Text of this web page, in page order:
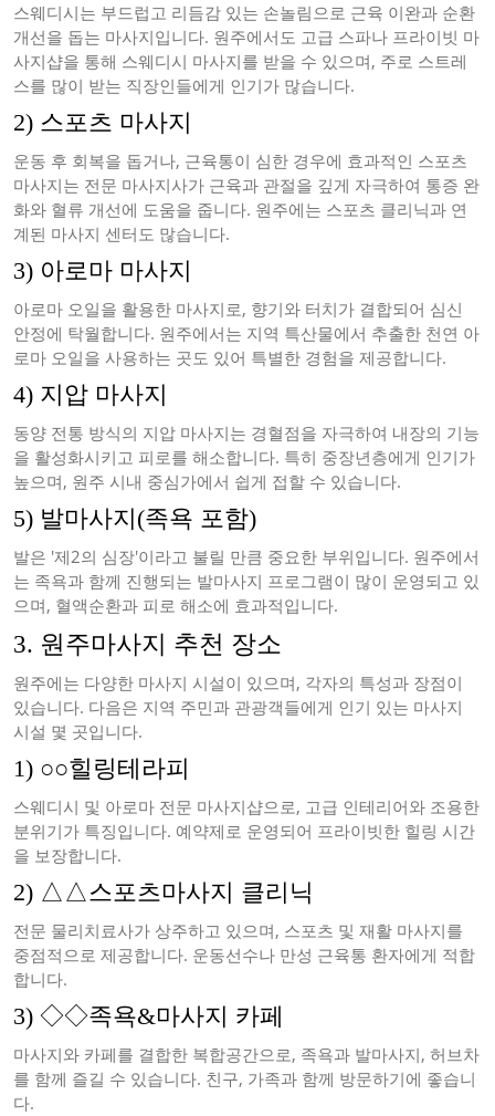
스웨디시는 부드럽고 리듬감 있는 손놀림으로 근육 이완과 순환
개선을 돕는 마사지입니다. 원주에서도 고급 스파나 프라이빗 마
사지샵을 통해 스웨디시 마사지를 받을 수 있으며, 주로 스트레
스를 많이 받는 직장인들에게 인기가 많습니다.
2) 스포츠 마사지
운동 후 회복을 돕거나, 근육통이 심한 경우에 효과적인 스포츠
마사지는 전문 마사지사가 근육과 관절을 깊게 자극하여 통증 완
화와 혈류 개선에 도움을 줍니다. 원주에는 스포츠 클리닉과 연
계된 마사지 센터도 많습니다.
3) 아로마 마사지
아로마 오일을 활용한 마사지로, 향기와 터치가 결합되어 심신
안정에 탁월합니다. 원주에서는 지역 특산물에서 추출한 천연 아
로마 오일을 사용하는 곳도 있어 특별한 경험을 제공합니다.
4) 지압 마사지
동양 전통 방식의 지압 마사지는 경혈점을 자극하여 내장의 기능
을 활성화시키고 피로를 해소합니다. 특히 중장년층에게 인기가
높으며, 원주 시내 중심가에서 쉽게 접할 수 있습니다.
5) 발마사지(족욕 포함)
발은 '제2의 심장'이라고 불릴 만큼 중요한 부위입니다. 원주에서
는 족욕과 함께 진행되는 발마사지 프로그램이 많이 운영되고 있
으며, 혈액순환과 피로 해소에 효과적입니다.
3. 원주마사지 추천 장소
원주에는 다양한 마사지 시설이 있으며, 각자의 특성과 장점이
있습니다. 다음은 지역 주민과 관광객들에게 인기 있는 마사지
시설 몇 곳입니다.
1) ○○힐링테라피
스웨디시 및 아로마 전문 마사지샵으로, 고급 인테리어와 조용한
분위기가 특징입니다. 예약제로 운영되어 프라이빗한 힐링 시간
을 보장합니다.
2) △△스포츠마사지 클리닉
전문 물리치료사가 상주하고 있으며, 스포츠 및 재활 마사지를
중점적으로 제공합니다. 운동선수나 만성 근육통 환자에게 적합
합니다.
3) ◇◇족욕&마사지 카페
마사지와 카페를 결합한 복합공간으로, 족욕과 발마사지, 허브차
를 함께 즐길 수 있습니다. 친구, 가족과 함께 방문하기에 좋습니
다.